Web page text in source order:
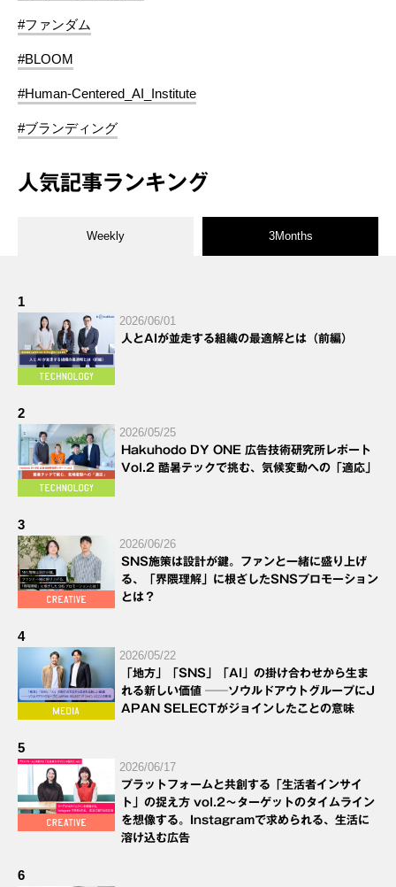
#ファンダム
#BLOOM
#Human-Centered_AI_Institute
#ブランディング
人気記事ランキング
Weekly 3Months
1
2026/06/01
人とAIが並走する組織の最適解とは（前編）
2
2026/05/25
Hakuhodo DY ONE 広告技術研究所レポート
Vol.2 酷暑テックで挑む、気候変動への「適応」
3
2026/06/26
SNS施策は設計が鍵。ファンと一緒に盛り上げ
る、「界隈理解」に根ざしたSNSプロモーション
とは？
4
2026/05/22
「地方」「SNS」「AI」の掛け合わせから生ま
れる新しい価値 ──ソウルドアウトグループにJ
APAN SELECTがジョインしたことの意味
5
2026/06/17
プラットフォームと共創する「生活者インサイ
ト」の捉え方 vol.2～ターゲットのタイムライン
を想像する。Instagramで求められる、生活に
溶け込む広告
6